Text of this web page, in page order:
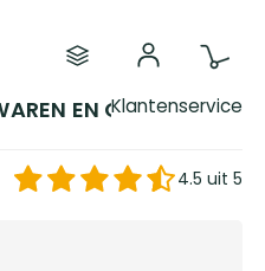
EN GEREEDSCHAP
Klantenservice
4.5 uit 5